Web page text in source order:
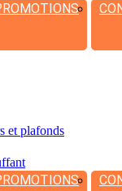
et plafonds